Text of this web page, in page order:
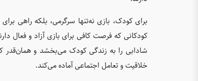
برای کودک، بازی نه‌تنها سرگرمی، بلکه راهی
کودکانی که فرصت کافی برای بازی آزاد و فعال
شادابی را به زندگی کودک می‌بخشد و
خلاقیت و تعامل اجتماعی آماده می‌کند.